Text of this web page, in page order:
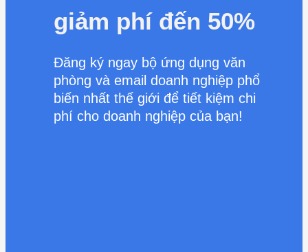
giảm phí đến 50%
Đăng ký ngay bộ ứng dụng văn
phòng và email doanh nghiệp phổ
biến nhất thế giới để tiết kiệm chi
phí cho doanh nghiệp của bạn!